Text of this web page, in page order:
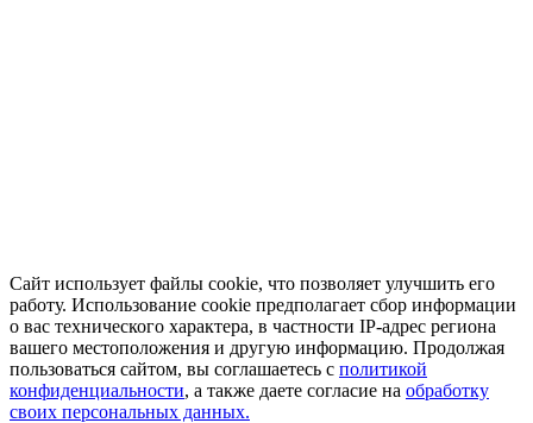
Сайт использует файлы cookie, что позволяет улучшить его
работу. Использование cookie предполагает сбор информации
о вас технического характера, в частности IP-адрес региона
вашего местоположения и другую информацию. Продолжая
пользоваться сайтом, вы соглашаетесь с политикой
конфиденциальности, а также даете согласие на обработку
своих персональных данных.